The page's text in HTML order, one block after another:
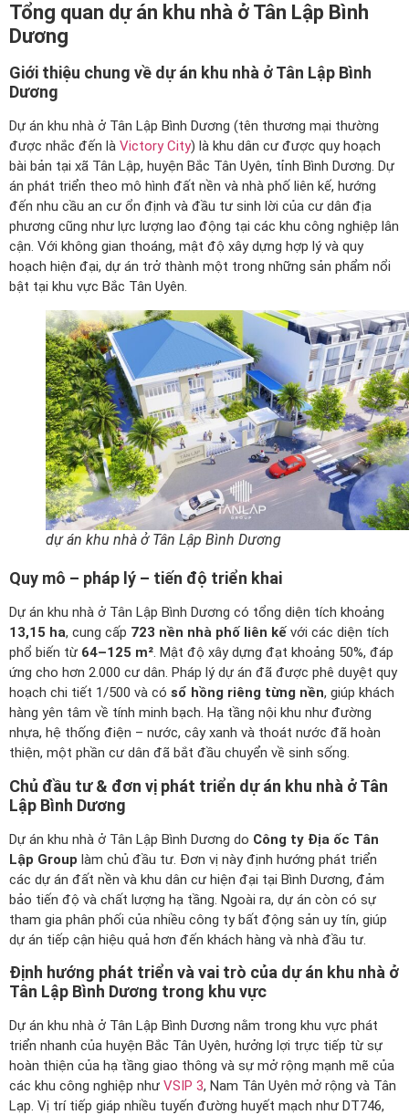
Tổng quan dự án khu nhà ở Tân Lập Bình
Dương
Giới thiệu chung về dự án khu nhà ở Tân Lập Bình
Dương
Dự án khu nhà ở Tân Lập Bình Dương (tên thương mại thường
được nhắc đến là Victory City) là khu dân cư được quy hoạch
bài bản tại xã Tân Lập, huyện Bắc Tân Uyên, tỉnh Bình Dương. Dự
án phát triển theo mô hình đất nền và nhà phố liên kế, hướng
đến nhu cầu an cư ổn định và đầu tư sinh lời của cư dân địa
phương cũng như lực lượng lao động tại các khu công nghiệp lân
cận. Với không gian thoáng, mật độ xây dựng hợp lý và quy
hoạch hiện đại, dự án trở thành một trong những sản phẩm nổi
bật tại khu vực Bắc Tân Uyên.
dự án khu nhà ở Tân Lập Bình Dương
Quy mô – pháp lý – tiến độ triển khai
Dự án khu nhà ở Tân Lập Bình Dương có tổng diện tích khoảng
13,15 ha, cung cấp 723 nền nhà phố liên kế với các diện tích
phổ biến từ 64–125 m². Mật độ xây dựng đạt khoảng 50%, đáp
ứng cho hơn 2.000 cư dân. Pháp lý dự án đã được phê duyệt quy
hoạch chi tiết 1/500 và có sổ hồng riêng từng nền, giúp khách
hàng yên tâm về tính minh bạch. Hạ tầng nội khu như đường
nhựa, hệ thống điện – nước, cây xanh và thoát nước đã hoàn
thiện, một phần cư dân đã bắt đầu chuyển về sinh sống.
Chủ đầu tư & đơn vị phát triển dự án khu nhà ở Tân
Lập Bình Dương
Dự án khu nhà ở Tân Lập Bình Dương do Công ty Địa ốc Tân
Lập Group làm chủ đầu tư. Đơn vị này định hướng phát triển
các dự án đất nền và khu dân cư hiện đại tại Bình Dương, đảm
bảo tiến độ và chất lượng hạ tầng. Ngoài ra, dự án còn có sự
tham gia phân phối của nhiều công ty bất động sản uy tín, giúp
dự án tiếp cận hiệu quả hơn đến khách hàng và nhà đầu tư.
Định hướng phát triển và vai trò của dự án khu nhà ở
Tân Lập Bình Dương trong khu vực
Dự án khu nhà ở Tân Lập Bình Dương nằm trong khu vực phát
triển nhanh của huyện Bắc Tân Uyên, hưởng lợi trực tiếp từ sự
hoàn thiện của hạ tầng giao thông và sự mở rộng mạnh mẽ của
các khu công nghiệp như VSIP 3, Nam Tân Uyên mở rộng và Tân
Lạp. Vị trí tiếp giáp nhiều tuyến đường huyết mạch như DT746,